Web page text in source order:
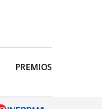
PREMIOS